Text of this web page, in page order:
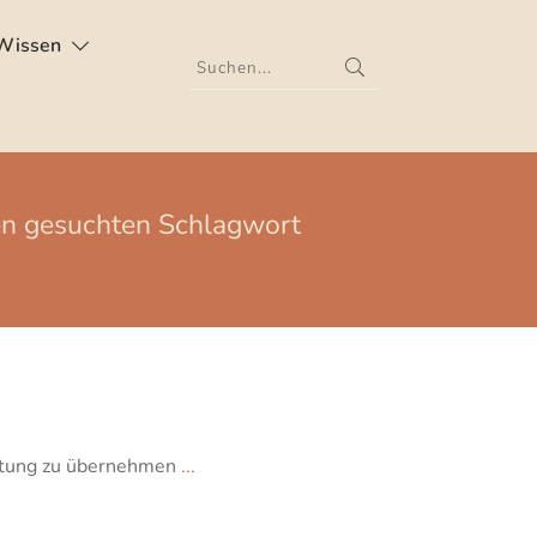
gesuchten Schlagwort
zu übernehmen ...